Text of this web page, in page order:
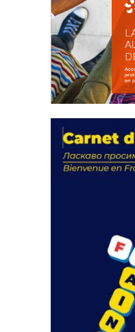
actions
18 septembre 2023
FEUILLETER